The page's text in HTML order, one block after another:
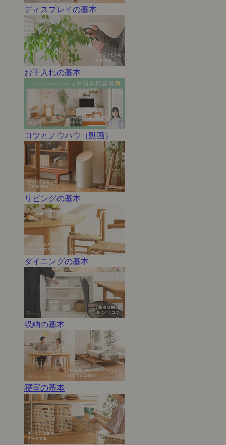
ディスプレイの基本
お手入れの基本
コツとノウハウ（動画）
リビングの基本
ダイニングの基本
収納の基本
寝室の基本